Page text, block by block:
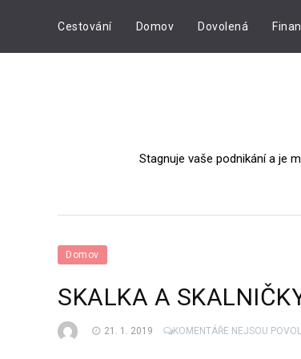
Cestování Domov Dovolená
Stagnuje vaše podnikání a je
Domov
SKALKA A
21. 1. 2019 KOMENTÁŘE NEJSOU